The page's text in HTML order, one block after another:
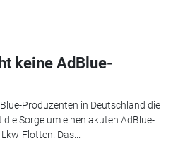
keine AdBlue-
Produzenten in Deutschland die
Sorge um einen akuten AdBlue-
Flotten. Das...